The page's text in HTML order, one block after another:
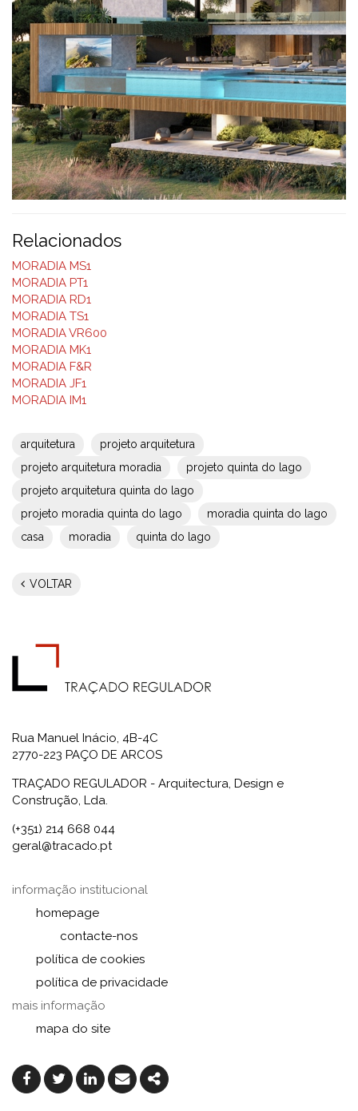
Relacionados
MORADIA MS1
MORADIA PT1
MORADIA RD1
MORADIA TS1
MORADIA VR600
MORADIA MK1
MORADIA F&R
MORADIA JF1
MORADIA IM1
arquitetura
projeto arquitetura
projeto arquitetura moradia
projeto quinta do lago
projeto arquitetura quinta do lago
projeto moradia quinta do lago
moradia quinta do lago
casa
moradia quinta do lago
VOLTAR
Rua Manuel Inácio, 4B-4C
2770-223 PAÇO DE ARCOS
TRAÇADO REGULADOR - Arquitectura, Design e
Construção, Lda.
(+351) 214 668 044
geral@tracado.pt
informação institucional
homepage
contacte-nos
política de cookies
política de privacidade
mais informação
mapa do site
Facebook
TwitterLinkedinEmailShare